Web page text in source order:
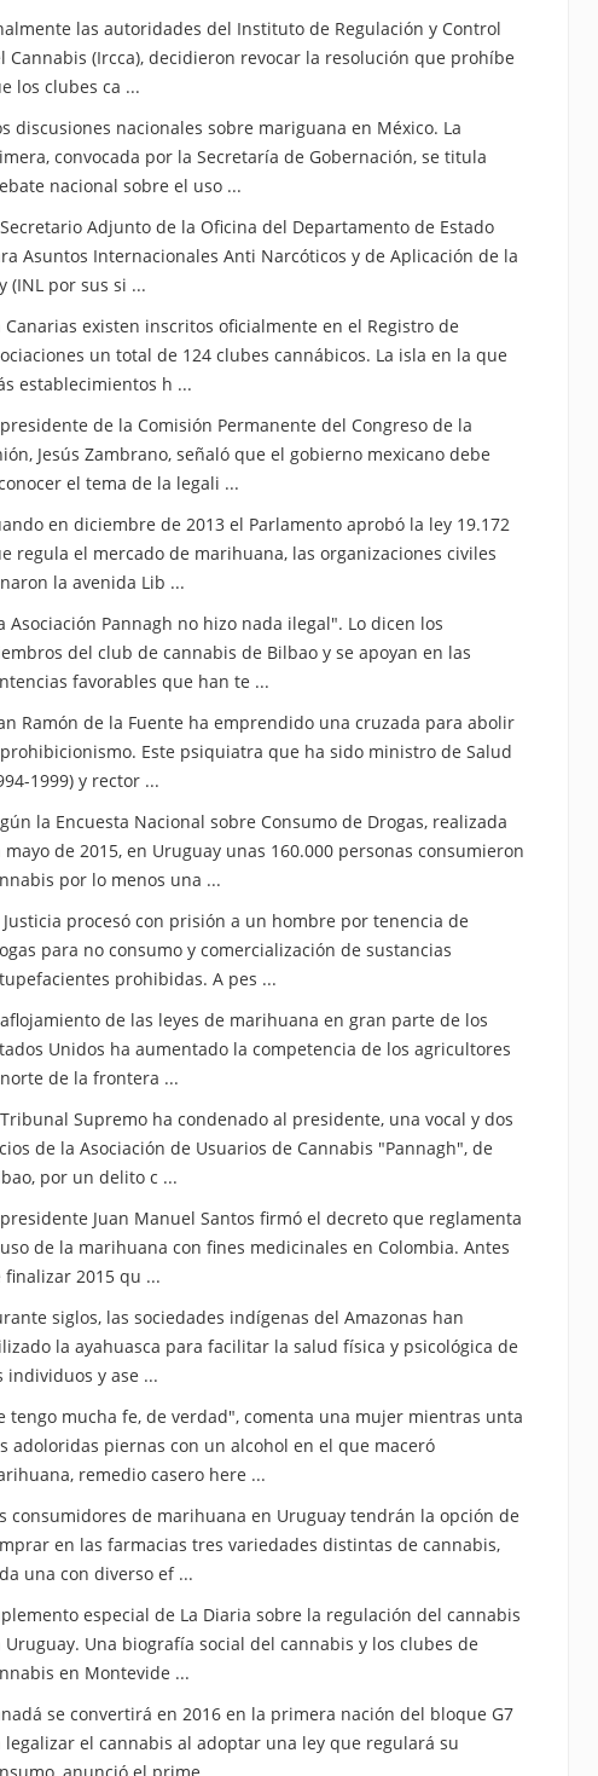
las autoridades del Instituto de Regulación y Control
Cannabis (Ircca), decidieron revocar la resolución que prohíbe
los clubes ca ...
discusiones nacionales sobre mariguana en México. La
convocada por la Secretaría de Gobernación, se titula
nacional sobre el uso ...
Adjunto de la Oficina del Departamento de Estado
Asuntos Internacionales Anti Narcóticos y de Aplicación de la
(INL por sus si ...
Canarias existen inscritos oficialmente en el Registro de
un total de 124 clubes cannábicos. La isla en la que
establecimientos h ...
de la Comisión Permanente del Congreso de la
Jesús Zambrano, señaló que el gobierno mexicano debe
el tema de la legali ...
en diciembre de 2013 el Parlamento aprobó la ley 19.172
regula el mercado de marihuana, las organizaciones civiles
la avenida Lib ...
Asociación Pannagh no hizo nada ilegal". Lo dicen los
del club de cannabis de Bilbao y se apoyan en las
favorables que han te ...
Ramón de la Fuente ha emprendido una cruzada para abolir
Este psiquiatra que ha sido ministro de Salud
1999) y rector ...
la Encuesta Nacional sobre Consumo de Drogas, realizada
mayo de 2015, en Uruguay unas 160.000 personas consumieron
por lo menos una ...
Justicia procesó con prisión a un hombre por tenencia de
para no consumo y comercialización de sustancias
prohibidas. A pes ...
de las leyes de marihuana en gran parte de los
Unidos ha aumentado la competencia de los agricultores
de la frontera ...
Supremo ha condenado al presidente, una vocal y dos
de la Asociación de Usuarios de Cannabis "Pannagh", de
por un delito c ...
Juan Manuel Santos firmó el decreto que reglamenta
de la marihuana con fines medicinales en Colombia. Antes
finalizar 2015 qu ...
siglos, las sociedades indígenas del Amazonas han
la ayahuasca para facilitar la salud física y psicológica de
individuos y ase ...
tengo mucha fe, de verdad", comenta una mujer mientras unta
adoloridas piernas con un alcohol en el que maceró
remedio casero here ...
consumidores de marihuana en Uruguay tendrán la opción de
en las farmacias tres variedades distintas de cannabis,
una con diverso ef ...
especial de La Diaria sobre la regulación del cannabis
Uruguay. Una biografía social del cannabis y los clubes de
en Montevide ...
se convertirá en 2016 en la primera nación del bloque G7
legalizar el cannabis al adoptar una ley que regulará su